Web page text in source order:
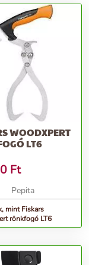
WOODXPERT
LT6
Ft
Pepita
mint Fiskars
rönkfogó LT6